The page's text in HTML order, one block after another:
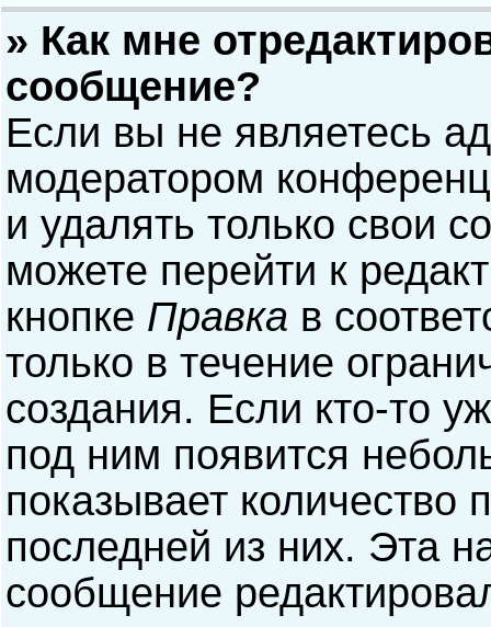
» Как мне
сообщение?
Если вы не являетесь
модератором
и удалять только свои
можете перейти к
кнопке Правка в
только в течение
создания. Если кто-то
под ним появится
показывает количество
последней из них. Эта
сообщение